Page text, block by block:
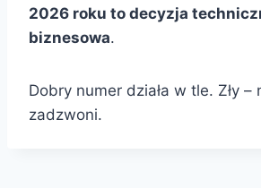
2026 roku to decyzja
biznesowa.
Dobry numer działa w tle. Zły –
zadzwoni.